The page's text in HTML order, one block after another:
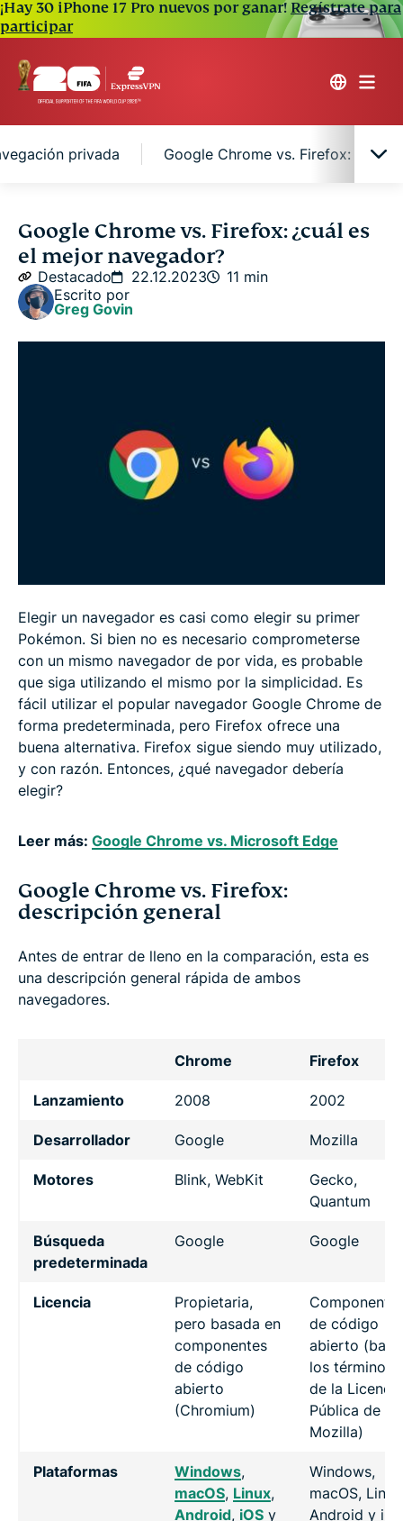
¡Hay 30 iPhone 17 Pro nuevos por ganar!Regístrate para
participar
privada Google Chrome vs. Firefox:
Google Chrome vs. Firefox: descripción general
Google Chrome vs. Firefox: rendimiento
Google Chrome vs. Firefox: privacidad y seguridad
Google Chrome vs. Firefox: facilidad de uso
Google Chrome vs. Firefox: VPN
Preguntas frecuentes: Chrome vs. Firefox
Google Chrome vs. Firefox: ¿cuál es
el mejor navegador?
Destacado 22.12.2023
11 min
Escrito por
Greg Govin
Elegir un navegador es casi como elegir su primer
Pokémon. Si bien no es necesario comprometerse
con un mismo navegador de por vida, es probable
que siga utilizando el mismo por la simplicidad. Es
fácil utilizar el popular navegador Google Chrome de
forma predeterminada, pero Firefox ofrece una
buena alternativa. Firefox sigue siendo muy utilizado,
y con razón. Entonces, ¿qué navegador debería
elegir?
Leer más: Google Chrome vs. Microsoft Edge
Google Chrome vs. Firefox:
descripción general
Antes de entrar de lleno en la comparación, esta es
una descripción general rápida de ambos
navegadores.
Chrome Firefox
Lanzamiento 2008 2002
Desarrollador Google Mozilla
Motores Blink, WebKit
Gecko,
Quantum
Búsqueda
predeterminada
Google Google
Licencia
Propietaria,
pero basada en
componentes
de código
abierto
(Chromium)
de código
abierto (bajo
los términos
de la Licencia
Pública de
Mozilla)
Plataformas Windows,
macOS, Linux,
Android, iOS y
Windows,
macOS,
Android y iOS